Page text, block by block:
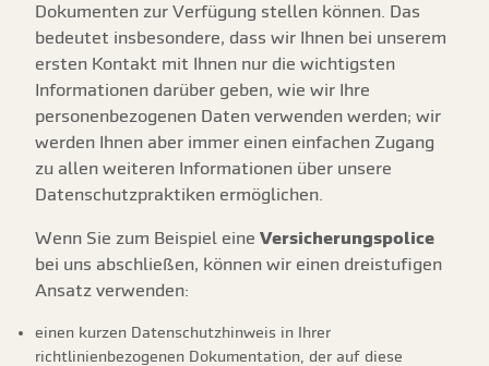
Dokumenten zur Verfügung stellen können. Das
bedeutet insbesondere, dass wir Ihnen bei unserem
ersten Kontakt mit Ihnen nur die wichtigsten
Informationen darüber geben, wie wir Ihre
personenbezogenen Daten verwenden werden; wir
werden Ihnen aber immer einen einfachen Zugang
zu allen weiteren Informationen über unsere
Datenschutzpraktiken ermöglichen.
Wenn Sie zum Beispiel eine Versicherungspolice
bei uns abschließen, können wir einen dreistufigen
Ansatz verwenden:
einen kurzen Datenschutzhinweis in Ihrer
richtlinienbezogenen Dokumentation, der auf diese